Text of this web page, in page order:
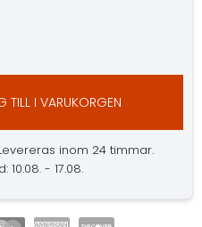
TILL I VARUKORGEN
inom 24 timmar.
- 17.08.